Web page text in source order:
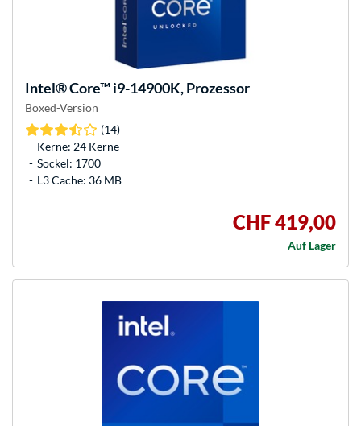
Intel®Core™ i9-14900K, Prozessor
Boxed-Version
(14)
Kerne: 24 Kerne
Sockel: 1700
L3 Cache: 36 MB
CHF 419,00
Auf Lager